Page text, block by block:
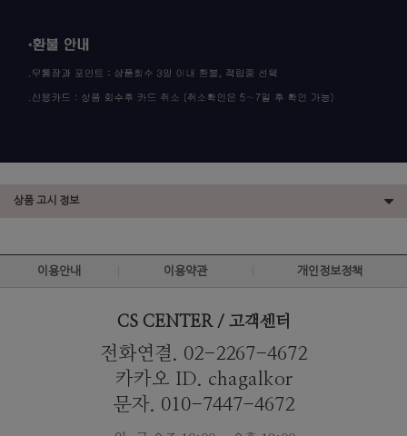
상품 고시 정보
이용안내 이용약관 개인정보정책
CS CENTER / 고객센터
전화연결. 02-2267-4672
카카오 ID. chagalkor
문자. 010-7447-4672